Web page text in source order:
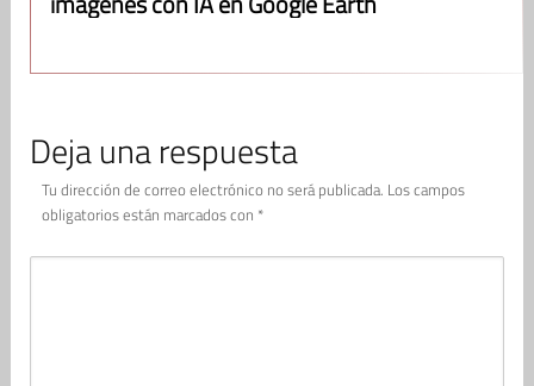
Deja una respuesta
Tu dirección de correo electrónico no será publicada. Los campos
obligatorios están marcados con *